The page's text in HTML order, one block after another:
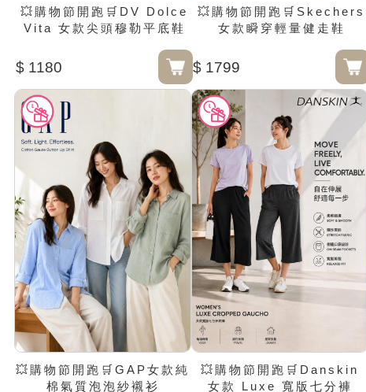
💥購物節開跑🛒DV Dolce
Vita 女款尖頭穆勒平底鞋
$ 1180
💥購物節開跑🛒Skechers
女款瞬穿輕量健走鞋
$ 1799
💥購物節開跑🛒GAP女款純
棉氣質泡泡紗襯衫
💥購物節開跑🛒Danskin
女款 Luxe 寬版七分褲